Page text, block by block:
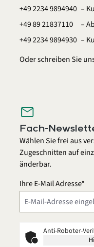
+49 2234 9894940 –
+49 89 21837110
–
+49 2234 9894930 –
Oder schreiben Sie
mail
Fach-
Wählen Sie frei aus
Zugeschnitten auf
änderbar.
Ihre E-Mail Adresse*
Anti-Roboter-